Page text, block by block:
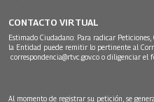
CONTACTO VIRTUAL
Estimado Ciudadano: Para radicar
la Entidad puede remitir lo pertinente al
correspondencia@rtvc.gov.co o diligenciar el
Al momento de registrar su petición, se